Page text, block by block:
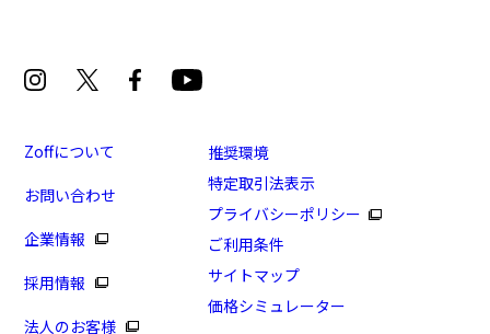
Zoffについて
お問い合わせ
企業情報
採用情報
法人のお客様
推奨環境
特定取引法表示
プライバシーポリシー
ご利用条件
サイトマップ
価格シミュレーター